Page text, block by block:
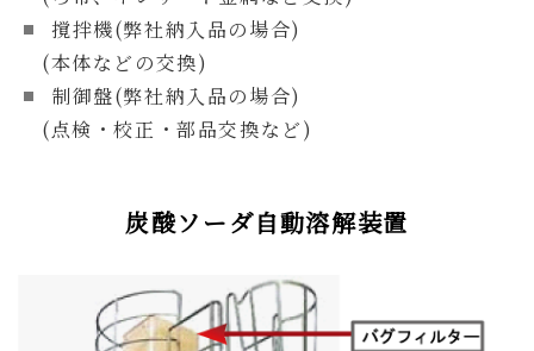
撹拌機(弊社納入品の場合)
(本体などの交換)
制御盤(弊社納入品の場合)
(点検・校正・部品交換など)
炭酸ソーダ自動溶解装置